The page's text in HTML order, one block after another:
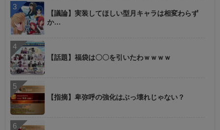
【議論】実装してほしい型月キャラは相変わらず
か…
【話題】福袋は〇〇を引いたわｗｗｗｗ
【指摘】卑弥呼の強化はぶっ壊れじゃない？